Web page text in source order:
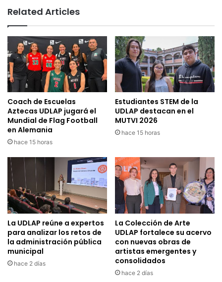
Related Articles
Coach de Escuelas
Aztecas UDLAP jugará el
Mundial de Flag Football
en Alemania
hace 15 horas
Estudiantes STEM de la
UDLAP destacan en el
MUTVI 2026
hace 15 horas
La UDLAP reúne a expertos
para analizar los retos de
la administración pública
municipal
hace 2 días
La Colección de Arte
UDLAP fortalece su acervo
con nuevas obras de
artistas emergentes y
consolidados
hace 2 días